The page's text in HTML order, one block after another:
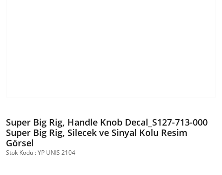
Super Big Rig, Handle Knob Decal_S127-713-000
Super Big Rig, Silecek ve Sinyal Kolu Resim
Görsel
Stok Kodu : YP UNIS 2104